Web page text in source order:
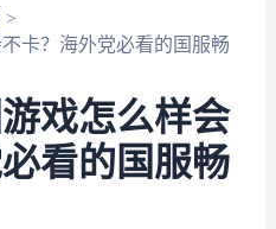
卡？海外党必看的国服畅
戏怎么样会
看的国服畅